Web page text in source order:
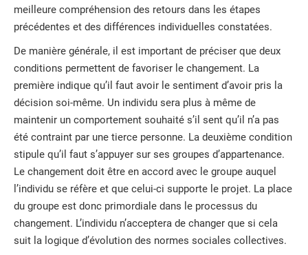
meilleure compréhension des retours dans les étapes
précédentes et des différences individuelles constatées.
De manière générale, il est important de préciser que deux
conditions permettent de favoriser le changement. La
première indique qu’il faut avoir le sentiment d’avoir pris la
décision soi-même. Un individu sera plus à même de
maintenir un comportement souhaité s’il sent qu’il n’a pas
été contraint par une tierce personne. La deuxième condition
stipule qu’il faut s’appuyer sur ses groupes d’appartenance.
Le changement doit être en accord avec le groupe auquel
l’individu se réfère et que celui-ci supporte le projet. La place
du groupe est donc primordiale dans le processus du
changement. L’individu n’acceptera de changer que si cela
suit la logique d’évolution des normes sociales collectives.